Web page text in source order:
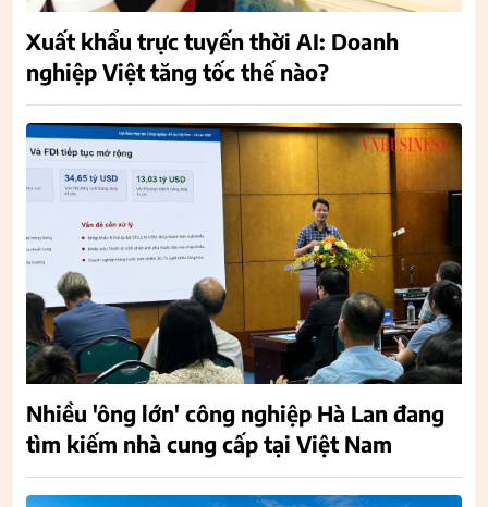
Xuất khẩu trực tuyến thời AI: Doanh
nghiệp Việt tăng tốc thế nào?
Nhiều 'ông lớn' công nghiệp Hà Lan đang
tìm kiếm nhà cung cấp tại Việt Nam